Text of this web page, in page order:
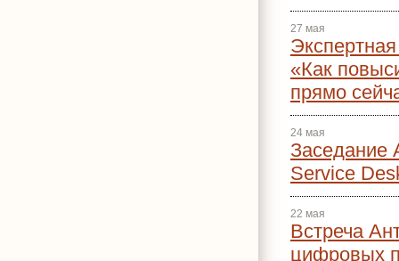
27 мая
«Как
прямо
24 мая
Заседание
Service
22 мая
Встреча
цифровых